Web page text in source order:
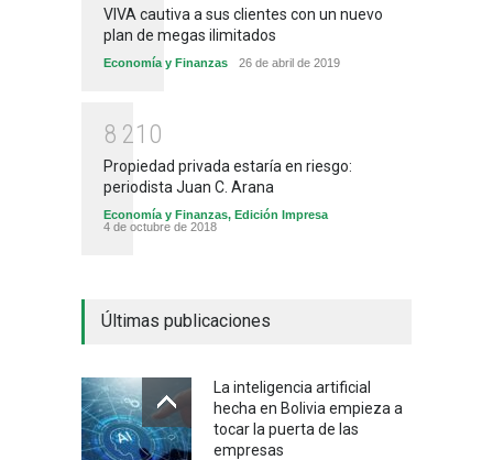
VIVA cautiva a sus clientes con un nuevo
plan de megas ilimitados
Economía y Finanzas 26 de abril de 2019
8 21 0
Propiedad privada estaría en riesgo:
periodista Juan C. Arana
Economía y Finanzas, Edición Impresa
4 de octubre de 2018
Últimas publicaciones
La inteligencia artificial
hecha en Bolivia empieza a
tocar la puerta de las
empresas